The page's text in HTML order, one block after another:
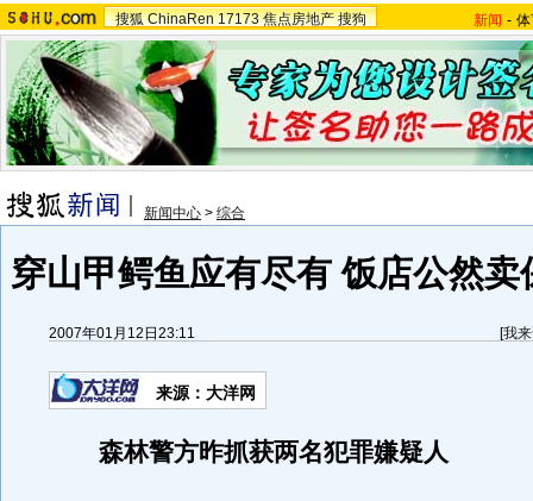
搜狐 ChinaRen 17173 焦点房地产 搜狗 新闻 -
新闻中心 > 综合
穿山甲鳄鱼应有尽有 饭店公然卖
2007年01月12日23:11 [我
来源：大洋网
森林警方昨抓获两名犯罪嫌疑人